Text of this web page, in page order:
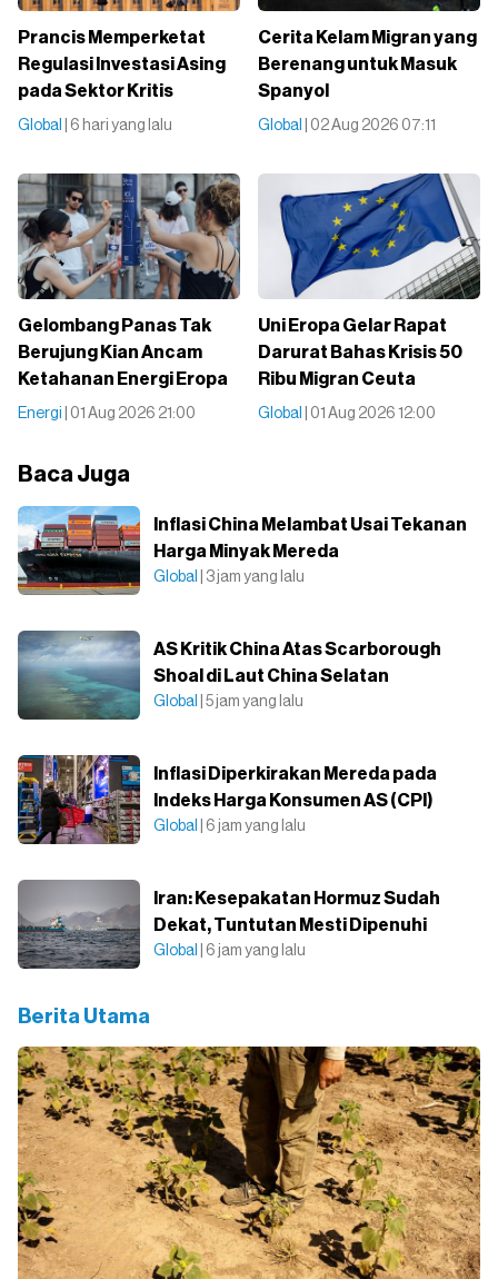
Prancis Memperketat
Regulasi Investasi Asing
pada Sektor Kritis
Global | 6 hari yang lalu
Cerita Kelam Migran yang
Berenang untuk Masuk
Spanyol
Global | 02 Aug 2026 07:11
Gelombang Panas Tak
Berujung Kian Ancam
Ketahanan Energi Eropa
Energi | 01 Aug 2026 21:00
Uni Eropa Gelar Rapat
Darurat Bahas Krisis 50
Ribu Migran Ceuta
Global | 01 Aug 2026 12:00
Baca Juga
Inflasi China Melambat Usai Tekanan
Harga Minyak Mereda
Global | 3 jam yang lalu
AS Kritik China Atas Scarborough
Shoal di Laut China Selatan
Global | 5 jam yang lalu
Inflasi Diperkirakan Mereda pada
Indeks Harga Konsumen AS (CPI)
Global | 6 jam yang lalu
Iran: Kesepakatan Hormuz Sudah
Dekat, Tuntutan Mesti Dipenuhi
Global | 6 jam yang lalu
Berita Utama